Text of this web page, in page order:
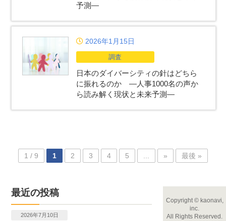
予測―
2026年1月15日
調査
日本のダイバーシティの針はどちら
に振れるのか ―人事1000名の声か
ら読み解く現状と未来予測―
1 / 9 1 2 3 4 5 » 最後 »
最近の投稿
2026年7月10日
Copyright©kaonavi,
inc.
All Rights Reserved.